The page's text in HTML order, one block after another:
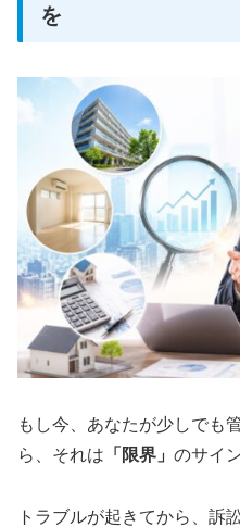
を
もし今、あなたが少しでも
ら、それは 「限界」 のサイ
トラブルが起きてから、訴